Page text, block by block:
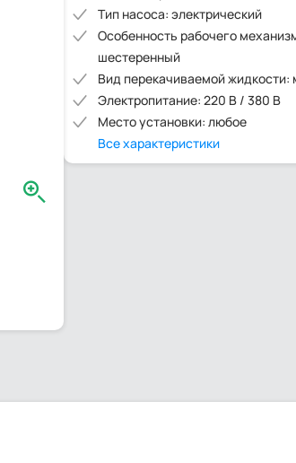
Тип насоса: электрический
Особенность рабочего
шестеренный
Вид перекачиваемой жидкости:
Электропитание: 220 В / 380 В
Место установки: любое
Все характеристики